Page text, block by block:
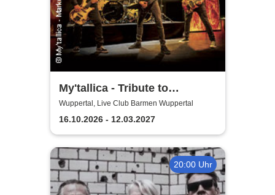
My'tallica - Tribute to
Metallica
Wuppertal, Live Club Barmen Wuppertal
16.10.2026 - 12.03.2027
20:00 Uhr